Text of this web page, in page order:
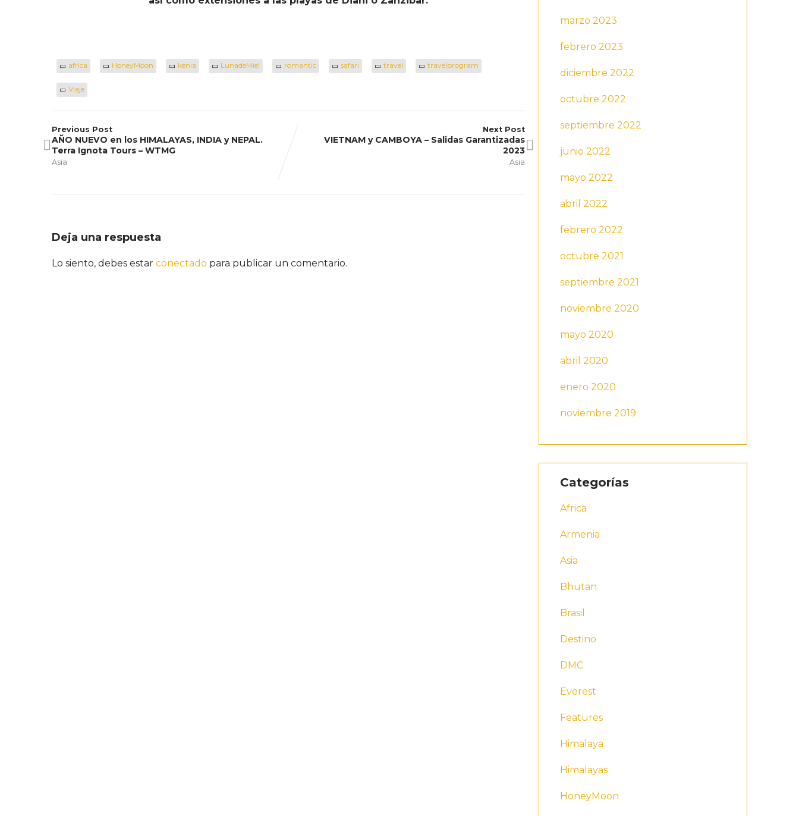
africa HoneyMoon kenia LunadeMiel romantic safari travel travelprogram
Viaje
Previous Post
AÑO NUEVO en los HIMALAYAS, INDIA y NEPAL.
Terra Ignota Tours – WTMG
Asia
Next Post
VIETNAM y CAMBOYA – Salidas Garantizadas
2023
Asia
Deja una respuesta
Lo siento, debes estar conectado para publicar un comentario.
marzo 2023
febrero 2023
diciembre 2022
octubre 2022
septiembre 2022
junio 2022
mayo 2022
abril 2022
febrero 2022
octubre 2021
septiembre 2021
noviembre 2020
mayo 2020
abril 2020
enero 2020
noviembre 2019
Categorías
Africa
Armenia
Asia
Bhutan
Brasil
Destino
DMC
Everest
Features
Himalaya
Himalayas
HoneyMoon